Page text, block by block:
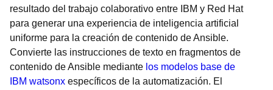
resultado del trabajo colaborativo entre IBM y Red Hat
para generar una experiencia de inteligencia artificial
uniforme para la creación de contenido de Ansible.
Convierte las instrucciones de texto en fragmentos de
contenido de Ansible mediante los modelos base de
IBM watsonx específicos de la automatización. El